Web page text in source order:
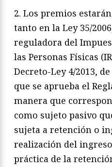
2. Los premios
tanto en la Ley 35/
reguladora del
las Personas Físicas
Decreto-Ley 4/2013,
que se aprueba el
manera que
como sujeto pasivo
sujeta a retención o
realización del
práctica de la